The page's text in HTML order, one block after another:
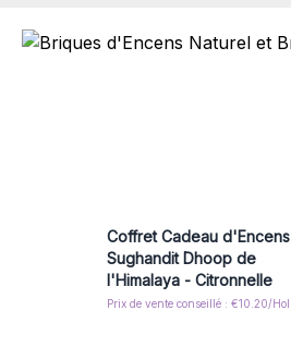
Coffret Cadeau d'Encens
Sughandit Dhoop de
l'Himalaya - Citronnelle